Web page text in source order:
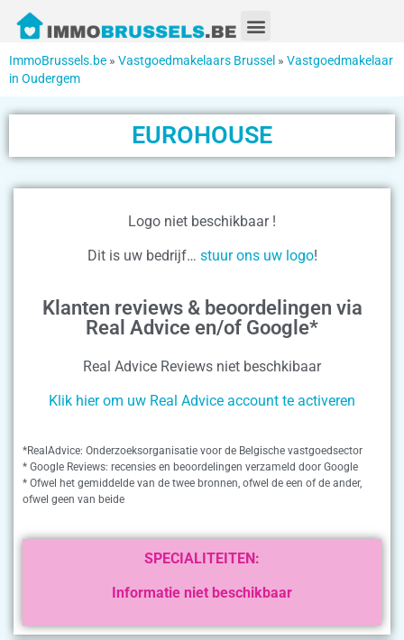
ImmoBrussels.be » Vastgoedmakelaars Brussel » Vastgoedmakelaar
in Oudergem
EUROHOUSE
Logo niet beschikbaar !
Dit is uw bedrijf… stuur ons uw logo!
Klanten reviews & beoordelingen via
Real Advice en/of Google*
Real Advice Reviews niet beschkibaar
Klik hier om uw Real Advice account te activeren
*RealAdvice: Onderzoeksorganisatie voor de Belgische vastgoedsector
* Google Reviews: recensies en beoordelingen verzameld door Google
* Ofwel het gemiddelde van de twee bronnen, ofwel de een of de ander,
ofwel geen van beide
SPECIALITEITEN:
Informatie niet beschikbaar